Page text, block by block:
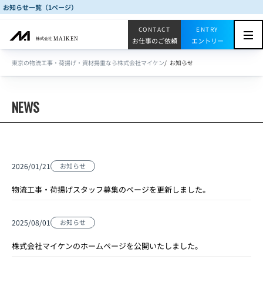
メ
コ
テ
に
お知らせ一覧（1ページ）
お仕事のご依頼 エントリー
東京の物流工事・荷揚げ・資材揚重なら株式会社マイケン お知らせ
NEWS
2026/01/21 お知らせ
物流工事・荷揚げスタッフ募集のページを更新しました。
2025/08/01 お知らせ
株式会社マイケンのホームページを公開いたしました。